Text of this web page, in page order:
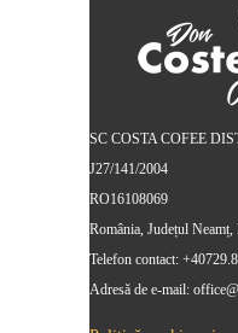
SC COSTA COFEE
J27/141/2004
RO16108069
România, Județul
Telefon contact:
Adresă de e-mail: